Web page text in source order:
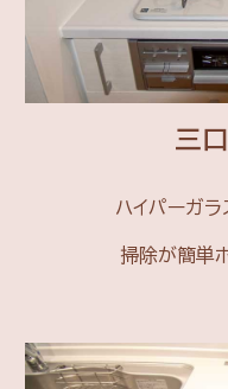
三
ハイパーガラ
掃除が簡単